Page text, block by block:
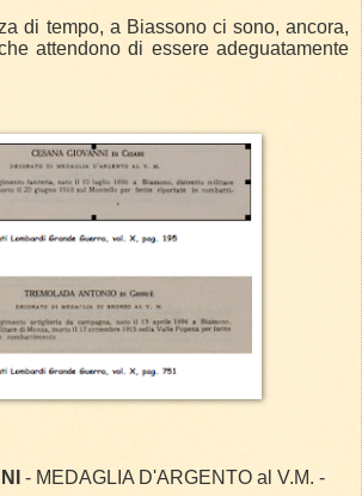
di tempo, a Biassono ci sono, ancora,
attendono di essere adeguatamente
- MEDAGLIA D'ARGENTO al V.M. -